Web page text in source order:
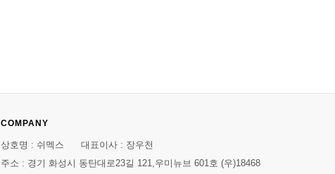
COMPANY
상호명 : 쉬멕스 대표이사 : 장우천
주소 : 경기 화성시 동탄대로23길 121,우미뉴브 601호 (우)18468